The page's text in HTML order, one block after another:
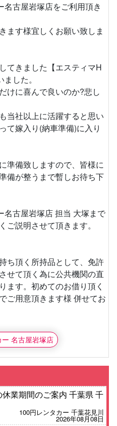
古屋岩塚店をご利用頂き
ます様宜しくお願い致しま
てきました【エスティマH
した。
けに喜んで良いのか?悲し
当社以上に活躍すると思い
て嫁入り(納車準備)に入り
準備致しますので、皆様に
備が整うまで暫しお待ち下
古屋岩塚店 担当 大塚まで
ご説明させて頂きます。
ち頂く所持品として、免許
せて頂く為に公共機関の直
ます。初めてのお借り頂く
ご用意頂きます様 併せてお
名古屋岩塚店
業期間のご案内 千葉県 千
100円レンタカー 千葉花見川
2026年08月08日